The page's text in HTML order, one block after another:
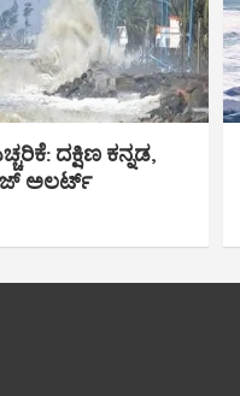
ದಕ್ಷಿಣ ಕನ್ನಡ,
ಅಲರ್ಟ್